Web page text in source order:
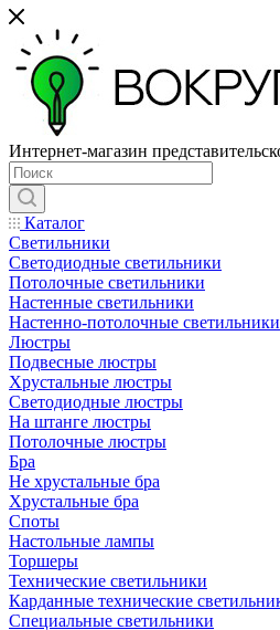
Интернет-магазин
Каталог
Светильники
Светодиодные светильники
Потолочные светильники
Настенные светильники
Настенно-потолочные светильники
Люстры
Подвесные люстры
Хрустальные люстры
Светодиодные люстры
На штанге люстры
Потолочные люстры
Бра
Не хрустальные бра
Хрустальные бра
Споты
Настольные лампы
Торшеры
Технические светильники
Карданные технические
Специальные светильники